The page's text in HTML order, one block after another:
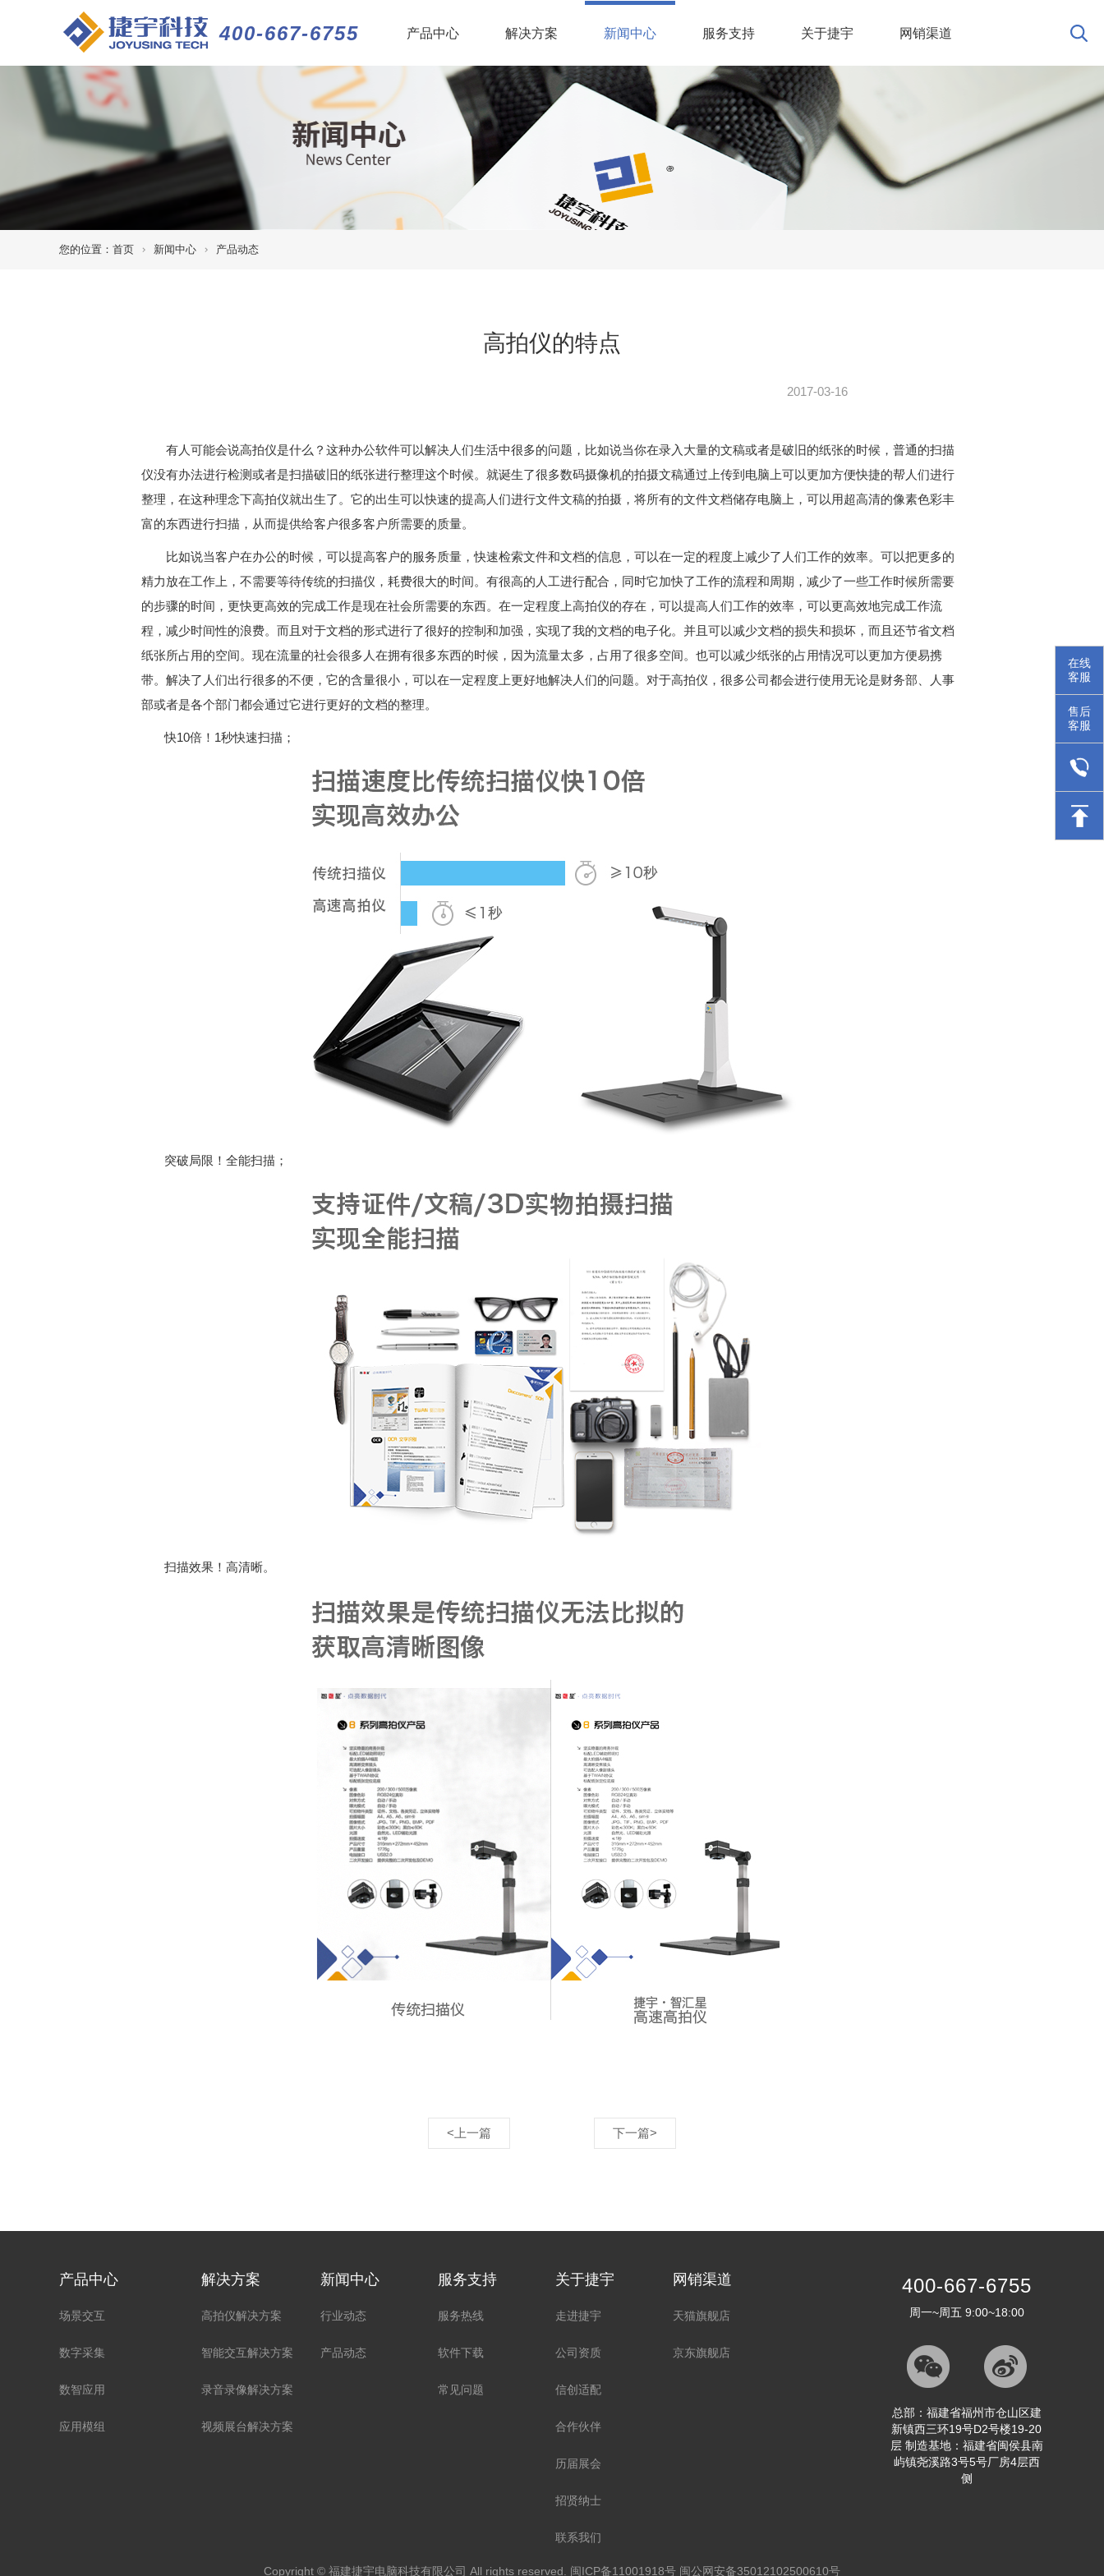
400-667-6755 产品中心 解决方案 新闻中心(current) 服务支持 关于捷宇 网销渠道
您的位置： 首页 新闻中心 产品动态
高拍仪的特点
2017-03-16
有人可能会说高拍仪是什么？这种办公软件可以解决人们生活中很多的问题，比如说当你在录入大量的文稿或者是破旧的纸张的时候，普通的扫描
仪没有办法进行检测或者是扫描破旧的纸张进行整理这个时候。就诞生了很多数码摄像机的拍摄文稿通过上传到电脑上可以更加方便快捷的帮人们进行
整理，在这种理念下高拍仪就出生了。它的出生可以快速的提高人们进行文件文稿的拍摄，将所有的文件文档储存电脑上，可以用超高清的像素色彩丰
富的东西进行扫描，从而提供给客户很多客户所需要的质量。
比如说当客户在办公的时候，可以提高客户的服务质量，快速检索文件和文档的信息，可以在一定的程度上减少了人们工作的效率。可以把更多的
精力放在工作上，不需要等待传统的扫描仪，耗费很大的时间。有很高的人工进行配合，同时它加快了工作的流程和周期，减少了一些工作时候所需要
的步骤的时间，更快更高效的完成工作是现在社会所需要的东西。在一定程度上高拍仪的存在，可以提高人们工作的效率，可以更高效地完成工作流
程，减少时间性的浪费。而且对于文档的形式进行了很好的控制和加强，实现了我的文档的电子化。并且可以减少文档的损失和损坏，而且还节省文档
纸张所占用的空间。现在流量的社会很多人在拥有很多东西的时候，因为流量太多，占用了很多空间。也可以减少纸张的占用情况可以更加方便易携
带。解决了人们出行很多的不便，它的含量很小，可以在一定程度上更好地解决人们的问题。对于高拍仪，很多公司都会进行使用无论是财务部、人事
部或者是各个部门都会通过它进行更好的文档的整理。
快10倍！1秒快速扫描；
突破局限！全能扫描；
扫描效果！高清晰。
<上一篇 下一篇>
产品中心
场景交互
数字采集
数智应用
应用模组
解决方案
高拍仪解决方案
智能交互解决方案
录音录像解决方案
视频展台解决方案
新闻中心
行业动态
产品动态
服务支持
服务热线
软件下载
常见问题
关于捷宇
走进捷宇
公司资质
信创适配
合作伙伴
历届展会
招贤纳士
联系我们
网销渠道
天猫旗舰店
京东旗舰店
400-667-6755
周一~周五 9:00~18:00
总部：福建省福州市仓山区建
新镇西三环19号D2号楼19-20
层 制造基地：福建省闽侯县南
屿镇尧溪路3号5号厂房4层西
侧
Copyright © 福建捷宇电脑科技有限公司 All rights reserved. 闽ICP备11001918号 闽公网安备35012102500610号
在线
客服
售后
客服